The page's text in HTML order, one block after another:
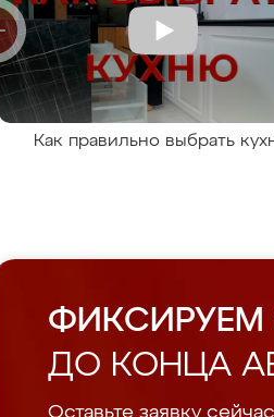
Как правильно выбрать
ФИКСИРУЕМ
ДО КОНЦА
Оставьте заявку